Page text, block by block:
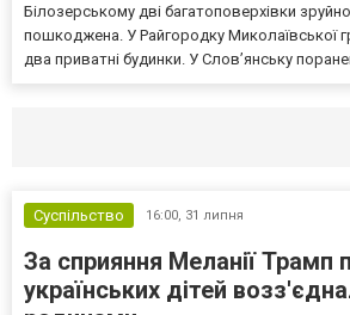
Білозерському дві багатоповерхівки
пошкоджена. У Райгородку Миколаївської
два приватні будинки. У Слов’янську
Суспільство 16:00, 31 липня
За сприяння Меланії Трамп
українських дітей